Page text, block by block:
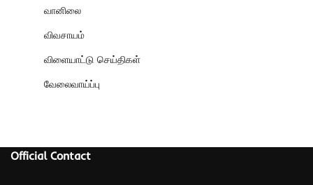
வானிலை
விவசாயம்
விளையாட்டு செய்திகள்
வேலைவாய்ப்பு
Official Contact